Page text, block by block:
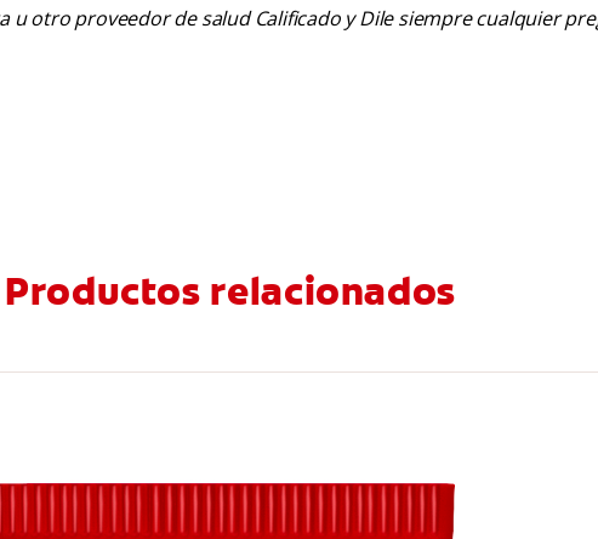
otro proveedor de salud Calificado y Dile siempre cualquier
Productos relacionados